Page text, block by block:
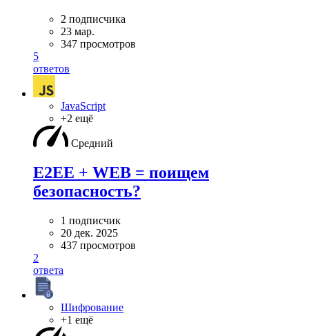
2 подписчика
23 мар.
347 просмотров
5
ответов
JavaScript
+2 ещё
Средний
E2EE + WEB = поищем
безопасность?
1 подписчик
20 дек. 2025
437 просмотров
2
ответа
Шифрование
+1 ещё